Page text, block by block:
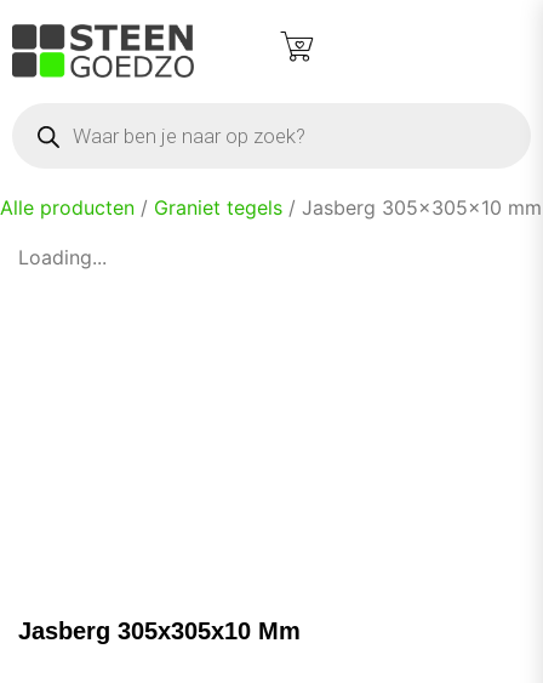
Alle producten / Graniet tegels / Jasberg 305x305x10 mm
Loading...
Jasberg 305x305x10 Mm